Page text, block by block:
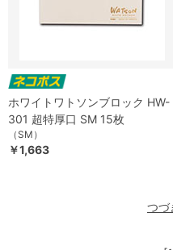
ホワイトワトソンブロック HW-
301 超特厚口 SM 15枚
（SM）
￥1,663
つづ